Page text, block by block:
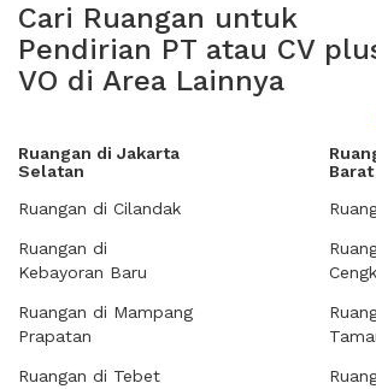
Cari Ruangan untuk
Pendirian PT atau CV
VO di Area Lainnya
Ruangan di Jakarta
Selatan
Ruangan di Cilandak
Ruangan di
Kebayoran Baru
Ruangan di Mampang
Prapatan
Ruangan di Tebet
Barat